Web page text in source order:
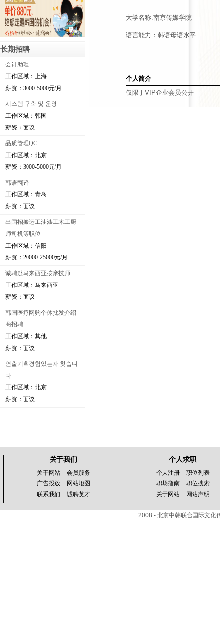
长期招聘
会计助理
工作区域：上海
薪资：3000-5000元/月
시스템 구축 및 운영
工作区域：韩国
薪资：面议
品质管理QC
工作区域：北京
薪资：3000-5000元/月
韩语翻译
工作区域：青岛
薪资：面议
出国招搬运工油漆工木工厨
师司机等职位
工作区域：信阳
薪资：20000-25000元/月
诚聘赴马来西亚按摩技师
工作区域：马来西亚
薪资：面议
韩国医疗网购个体批发介绍
商招聘
工作区域：其他
薪资：面议
연출기획경험있는자 찾습니
다
工作区域：北京
薪资：面议
大学名称:南京传媒学院
语言能力：韩语母语水平
个人简介
仅限于VIP企业会员公开
关于我们
关于网站
会员服务
广告投放
网站地图
联系我们
诚聘英才
个人求职
个人注册
职位列表
职场指南
职位搜索
关于网站
网站声明
2008 - 北京中韩联合国际文化